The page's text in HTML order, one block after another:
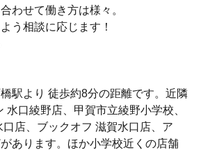
わせて働き方は様々。
う相談に応じます！
駅より 徒歩約8分の距離です。近隣
水口綾野店、甲賀市立綾野小学校、
店、ブックオフ 滋賀水口店、ア
あります。ほか小学校近くの店舗